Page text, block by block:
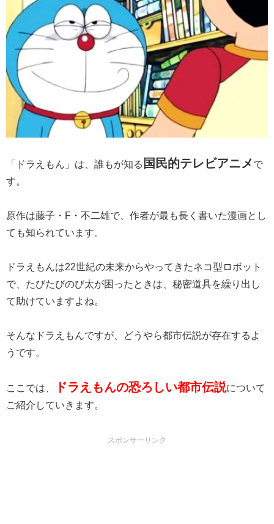
「ドラえもん」は、誰もが知る 国民的テレビアニメ で
す。
原作は藤子・F・不二雄で、作者が最も長く書いた漫画とし
ても知られています。
ドラえもんは22世紀の未来からやってきたネコ型ロボット
で、たびたびのび太が困ったときは、秘密道具を繰り出し
て助けていますよね。
そんなドラえもんですが、どうやら都市伝説が存在するよ
うです。
ここでは、 ドラえもんの恐ろしい都市伝説について
ご紹介していきます。
スポンサーリンク